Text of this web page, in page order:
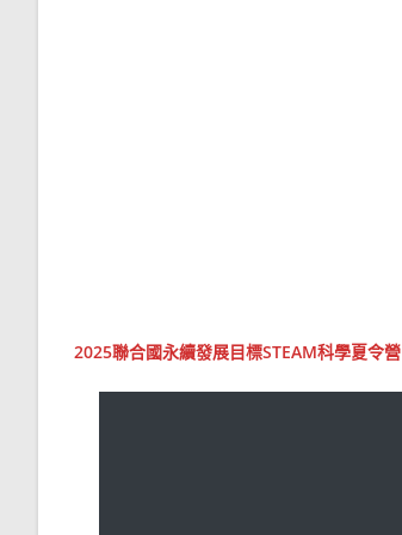
2025聯合國永續發展目標STEAM科學夏令營